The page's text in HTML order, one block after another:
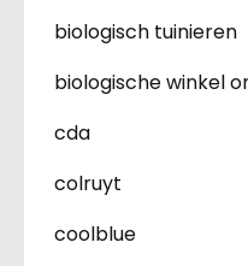
biologisch tuinieren
biologische winkel
cda
colruyt
coolblue